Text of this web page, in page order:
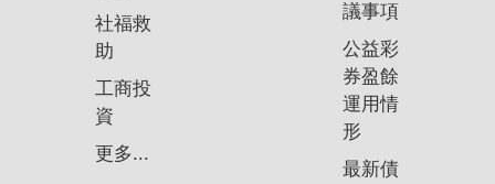
社福救
助
工商投
資
更多...
議事項
公益彩
券盈餘
運用情
形
最新債